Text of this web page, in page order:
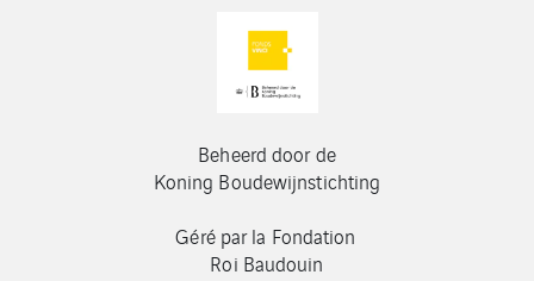
Beheerd door de
Koning Boudewijnstichting
Géré par la Fondation
Roi Baudouin